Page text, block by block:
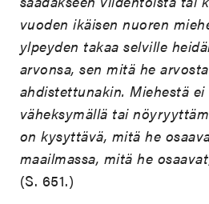
vuoden ikäisen nuoren
ylpeyden takaa selville
arvonsa, sen mitä he
ahdistettunakin. Miehestä
väheksymällä tai
on kysyttävä, mitä he
maailmassa, mitä he
(S. 651.)